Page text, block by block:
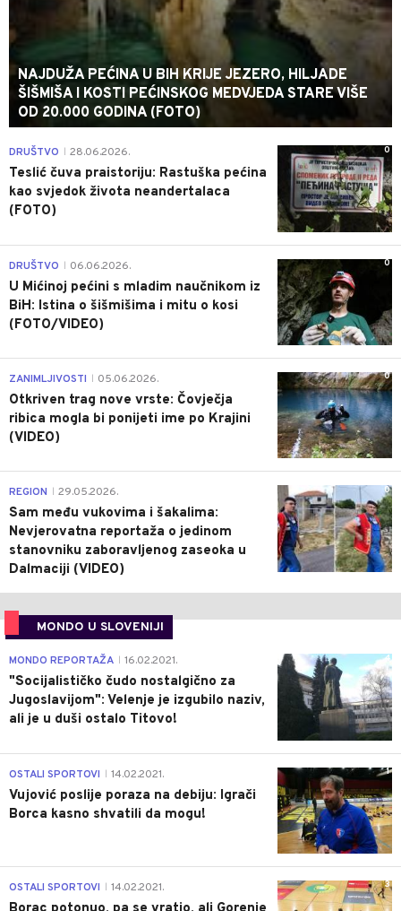
NAJDUŽA PEĆINA U BIH KRIJE JEZERO, HILJADE
ŠIŠMIŠA I KOSTI PEĆINSKOG MEDVJEDA STARE VIŠE
OD 20.000 GODINA (FOTO)
0
DRUŠTVO 28.06.2026.
Teslić čuva praistoriju: Rastuška pećina
kao svjedok života neandertalaca
(FOTO)
0
DRUŠTVO 06.06.2026.
U Mićinoj pećini s mladim naučnikom iz
BiH: Istina o šišmišima i mitu o kosi
(FOTO/VIDEO)
0
ZANIMLJIVOSTI 05.06.2026.
Otkriven trag nove vrste: Čovječja
ribica mogla bi ponijeti ime po Krajini
(VIDEO)
0
REGION 29.05.2026.
Sam među vukovima i šakalima:
Nevjerovatna reportaža o jedinom
stanovniku zaboravljenog zaseoka u
Dalmaciji (VIDEO)
MONDO U SLOVENIJI
4
MONDO REPORTAŽA 16.02.2021.
"Socijalističko čudo nostalgično za
Jugoslavijom": Velenje je izgubilo naziv,
ali je u duši ostalo Titovo!
1
OSTALI SPORTOVI 14.02.2021.
Vujović poslije poraza na debiju: Igrači
Borca kasno shvatili da mogu!
3
OSTALI SPORTOVI 14.02.2021.